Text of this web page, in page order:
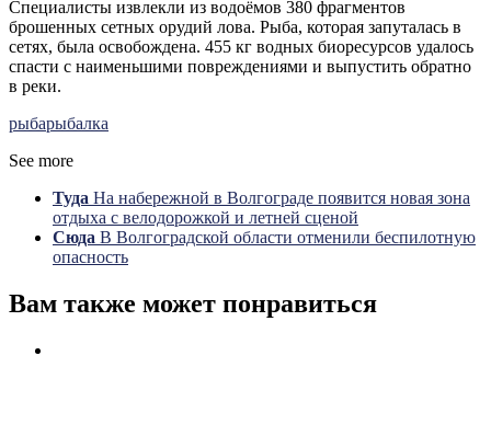
Специалисты извлекли из водоёмов 380 фрагментов
брошенных сетных орудий лова. Рыба, которая запуталась в
сетях, была освобождена. 455 кг водных биоресурсов удалось
спасти с наименьшими повреждениями и выпустить обратно
в реки.
рыбарыбалка
See more
Туда На набережной в Волгограде появится новая зона
отдыха с велодорожкой и летней сценой
Сюда В Волгоградской области отменили беспилотную
опасность
Вам также может понравиться